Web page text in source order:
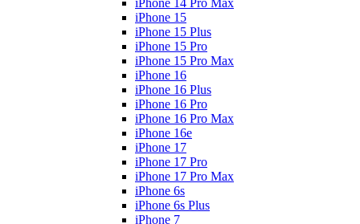
iPhone 14 Pro Max
iPhone 15
iPhone 15 Plus
iPhone 15 Pro
iPhone 15 Pro Max
iPhone 16
iPhone 16 Plus
iPhone 16 Pro
iPhone 16 Pro Max
iPhone 16e
iPhone 17
iPhone 17 Pro
iPhone 17 Pro Max
iPhone 6s
iPhone 6s Plus
iPhone 7